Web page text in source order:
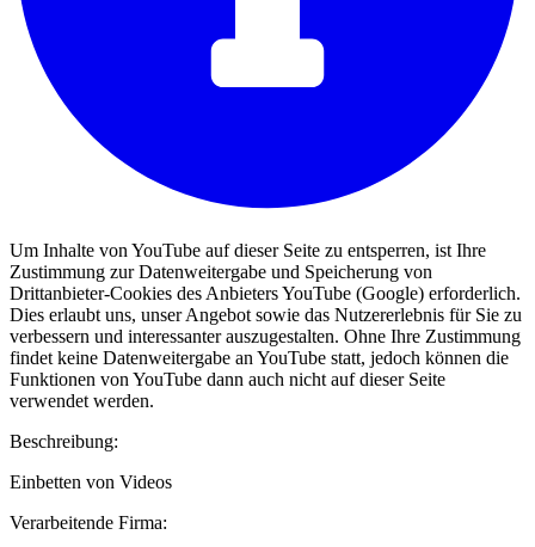
Um Inhalte von YouTube auf dieser Seite zu entsperren, ist Ihre
Zustimmung zur Datenweitergabe und Speicherung von
Drittanbieter-Cookies des Anbieters YouTube (Google) erforderlich.
Dies erlaubt uns, unser Angebot sowie das Nutzererlebnis für Sie zu
verbessern und interessanter auszugestalten. Ohne Ihre Zustimmung
findet keine Datenweitergabe an YouTube statt, jedoch können die
Funktionen von YouTube dann auch nicht auf dieser Seite
verwendet werden.
Beschreibung:
Einbetten von Videos
Verarbeitende Firma: